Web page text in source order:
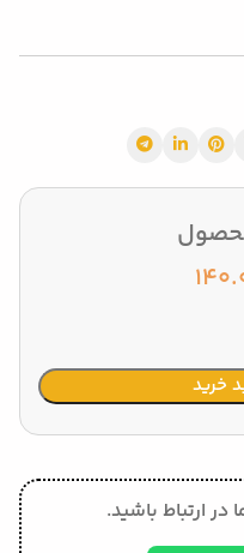
خرید
در ارتباط باشید.